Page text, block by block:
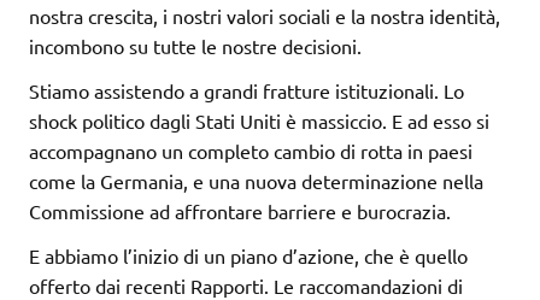
nostra crescita, i nostri valori sociali e la nostra identità,
incombono su tutte le nostre decisioni.
Stiamo assistendo a grandi fratture istituzionali. Lo
shock politico dagli Stati Uniti è massiccio. E ad esso si
accompagnano un completo cambio di rotta in paesi
come la Germania, e una nuova determinazione nella
Commissione ad affrontare barriere e burocrazia.
E abbiamo l’inizio di un piano d’azione, che è quello
offerto dai recenti Rapporti. Le raccomandazioni di